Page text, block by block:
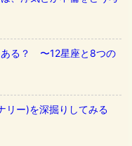
ある？ 〜12星座と8つの
リー)を深掘りしてみる